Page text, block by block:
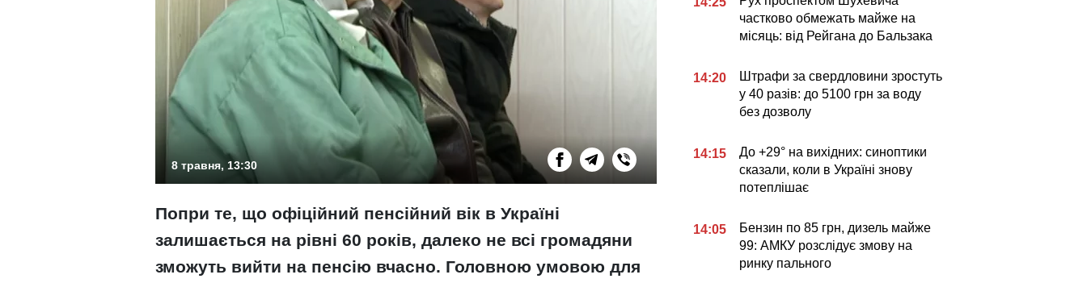
8 травня, 13:30
Попри те, що офіційний пенсійний вік в Україні
залишається на рівні 60 років, далеко не всі громадяни
зможуть вийти на пенсію вчасно. Головною умовою для
частково обмежать майже на
місяць: від Рейгана до Бальзака
14:20
Штрафи за свердловини зростуть
у 40 разів: до 5100 грн за воду
без дозволу
14:15
До +29° на вихідних: синоптики
сказали, коли в Україні знову
потеплішає
14:05
Бензин по 85 грн, дизель майже
99: АМКУ розслідує змову на
ринку пального